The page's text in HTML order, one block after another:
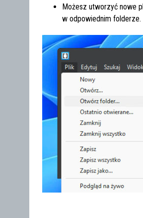
Możesz utworzyć nowe
w odpowiednim folderze.